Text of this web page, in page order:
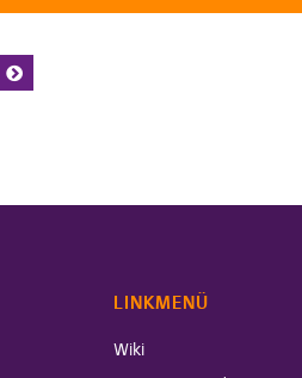
LINKMENÜ
Wiki